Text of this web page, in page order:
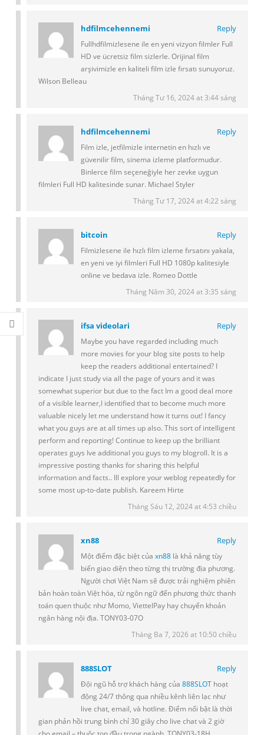
hdfilmcehennemi Reply
Fullhdfilmizlesene ile en yeni vizyon filmler Full
HD ve ücretsiz film sizlerle. Orijinal film
arşivimizle en kaliteli film izle fırsatı sunuyoruz.
Wilson Belleau
Tháng Tư 16, 2024 at 3:44 sáng
hdfilmcehennemi Reply
Film izle, jetfilmizle internetin en hızlı ve
güvenilir film, sinema izleme platformudur.
Binlerce film seçeneğiyle her zevke uygun
filmleri Full HD kalitesinde sunar. Michael Styler
Tháng Tư 17, 2024 at 4:22 sáng
bitcoin Reply
Filmizlesene ile hızlı film izleme fırsatını yakala,
en yeni ve iyi filmleri Full HD 1080p kalitesiyle
online ve bedava izle. Romeo Dottle
Tháng Năm 30, 2024 at 3:35 sáng
ifsa videolari Reply
Maybe you have regarded including much
more movies for your blog site posts to help
keep the readers additional entertained? I
indicate I just study via all the page of yours and it was
somewhat superior but due to the fact Im a good deal more
of a visible learner,I identified that to become much more
valuable nicely let me understand how it turns out! I fancy
what you guys are at all times up also. This sort of intelligent
perform and reporting! Continue to keep up the brilliant
operates guys Ive additional you guys to my blogroll. It is a
impressive posting thanks for sharing this helpful
information and facts.. Ill explore your weblog repeatedly for
some most up-to-date publish. Kareem Hirte
Tháng Sáu 12, 2024 at 4:53 chiều
xn88 Reply
Một điểm đặc biệt của xn88là khả năng tùy
biến giao diện theo từng thị trường địa phương.
Người chơi Việt Nam sẽ được trải nghiệm phiên
bản hoàn toàn Việt hóa, từ ngôn ngữ đến phương thức thanh
toán quen thuộc như Momo, ViettelPay hay chuyển khoản
ngân hàng nội địa. TONY03-07O
Tháng Ba 7, 2026 at 10:50 chiều
888SLOT Reply
Đội ngũ hỗ trợ khách hàng của 888SLOThoạt
động 24/7 thông qua nhiều kênh liên lạc như
live chat, email, và hotline. Điểm nổi bật là thời
gian phản hồi trung bình chỉ 30 giây cho live chat và 2 giờ